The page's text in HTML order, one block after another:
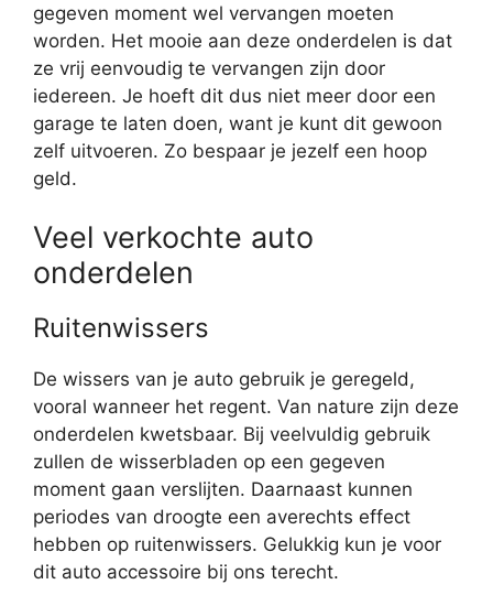
gegeven moment wel vervangen moeten
worden. Het mooie aan deze onderdelen is dat
ze vrij eenvoudig te vervangen zijn door
iedereen. Je hoeft dit dus niet meer door een
garage te laten doen, want je kunt dit gewoon
zelf uitvoeren. Zo bespaar je jezelf een hoop
geld.
Veel verkochte auto
onderdelen
Ruitenwissers
De wissers van je auto gebruik je geregeld,
vooral wanneer het regent. Van nature zijn deze
onderdelen kwetsbaar. Bij veelvuldig gebruik
zullen de wisserbladen op een gegeven
moment gaan verslijten. Daarnaast kunnen
periodes van droogte een averechts effect
hebben op ruitenwissers. Gelukkig kun je voor
dit auto accessoire bij ons terecht.